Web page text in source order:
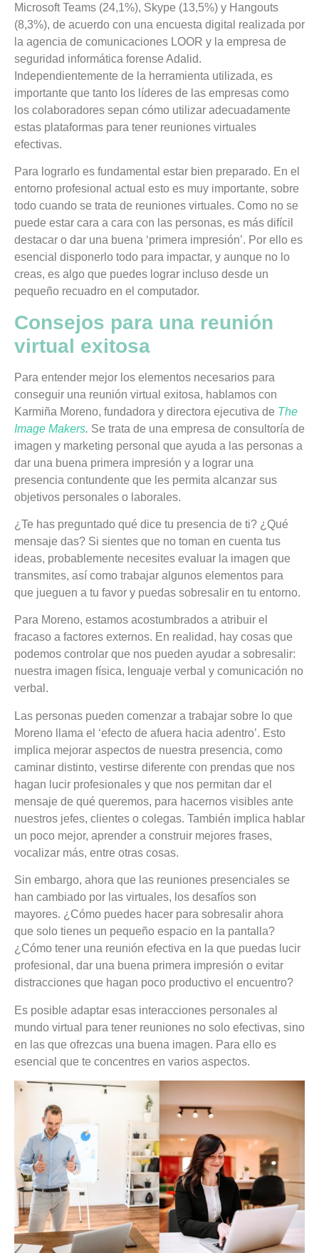
Microsoft Teams (24,1%), Skype (13,5%) y Hangouts
(8,3%), de acuerdo con una encuesta digital realizada por
la agencia de comunicaciones LOOR y la empresa de
seguridad informática forense Adalid.
Independientemente de la herramienta utilizada, es
importante que tanto los líderes de las empresas como
los colaboradores sepan cómo utilizar adecuadamente
estas plataformas para tener reuniones virtuales
efectivas.
Para lograrlo es fundamental estar bien preparado. En el
entorno profesional actual esto es muy importante, sobre
todo cuando se trata de reuniones virtuales. Como no se
puede estar cara a cara con las personas, es más difícil
destacar o dar una buena ‘primera impresión’. Por ello es
esencial disponerlo todo para impactar, y aunque no lo
creas, es algo que puedes lograr incluso desde un
pequeño recuadro en el computador.
Consejos para una reunión
virtual exitosa
Para entender mejor los elementos necesarios para
conseguir una reunión virtual exitosa, hablamos con
Karmiña Moreno, fundadora y directora ejecutiva de The
Image Makers. Se trata de una empresa de consultoría de
imagen y marketing personal que ayuda a las personas a
dar una buena primera impresión y a lograr una
presencia contundente que les permita alcanzar sus
objetivos personales o laborales.
¿Te has preguntado qué dice tu presencia de ti? ¿Qué
mensaje das? Si sientes que no toman en cuenta tus
ideas, probablemente necesites evaluar la imagen que
transmites, así como trabajar algunos elementos para
que jueguen a tu favor y puedas sobresalir en tu entorno.
Para Moreno, estamos acostumbrados a atribuir el
fracaso a factores externos. En realidad, hay cosas que
podemos controlar que nos pueden ayudar a sobresalir:
nuestra imagen física, lenguaje verbal y comunicación no
verbal.
Las personas pueden comenzar a trabajar sobre lo que
Moreno llama el ‘efecto de afuera hacia adentro’. Esto
implica mejorar aspectos de nuestra presencia, como
caminar distinto, vestirse diferente con prendas que nos
hagan lucir profesionales y que nos permitan dar el
mensaje de qué queremos, para hacernos visibles ante
nuestros jefes, clientes o colegas. También implica hablar
un poco mejor, aprender a construir mejores frases,
vocalizar más, entre otras cosas.
Sin embargo, ahora que las reuniones presenciales se
han cambiado por las virtuales, los desafíos son
mayores. ¿Cómo puedes hacer para sobresalir ahora
que solo tienes un pequeño espacio en la pantalla?
¿Cómo tener una reunión efectiva en la que puedas lucir
profesional, dar una buena primera impresión o evitar
distracciones que hagan poco productivo el encuentro?
Es posible adaptar esas interacciones personales al
mundo virtual para tener reuniones no solo efectivas, sino
en las que ofrezcas una buena imagen. Para ello es
esencial que te concentres en varios aspectos.